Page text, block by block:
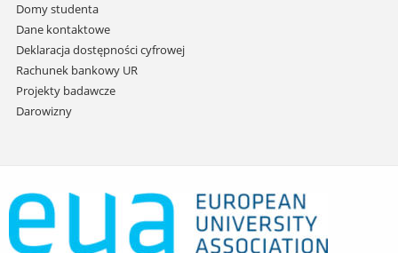
Domy studenta
Dane kontaktowe
Deklaracja dostępności cyfrowej
Rachunek bankowy UR
Projekty badawcze
Darowizny